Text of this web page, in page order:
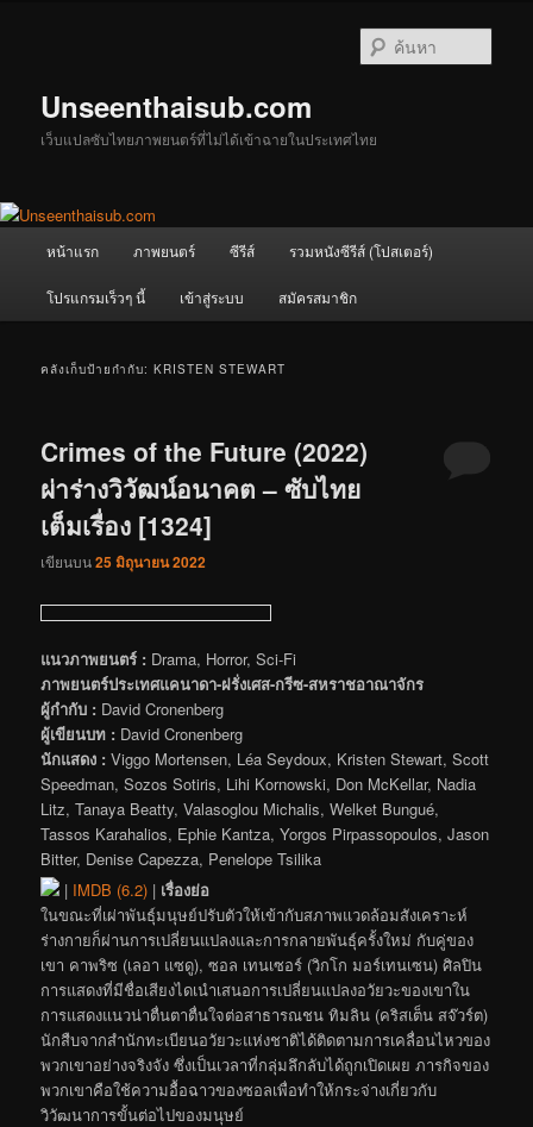
Unseenthaisub.com
เว็บแปลซับไทยภาพยนตร์ที่ไม่ได้เข้าฉายในประเทศไทย
หน้าแรก ภาพยนตร์ ซีรีส์ รวมหนังซีรีส์ (โปสเตอร์)
โปรแกรมเร็วๆ นี้ เข้าสู่ระบบ สมัครสมาชิก
คลังเก็บป้ายกำกับ:KRISTEN STEWART
Crimes of the Future (2022)
ผ่าร่างวิวัฒน์อนาคต – ซับไทย
เต็มเรื่อง [1324]
เขียนบน25 มิถุนายน 2022
แนวภาพยนตร์ : Drama, Horror, Sci-Fi
ภาพยนตร์ประเทศแคนาดา-ฝรั่งเศส-กรีซ-สหราชอาณาจักร
ผู้กำกับ : David Cronenberg
ผู้เขียนบท : David Cronenberg
นักแสดง : Viggo Mortensen, Léa Seydoux, Kristen Stewart, Scott
Speedman, Sozos Sotiris, Lihi Kornowski, Don McKellar, Nadia
Litz, Tanaya Beatty, Valasoglou Michalis, Welket Bungué,
Tassos Karahalios, Ephie Kantza, Yorgos Pirpassopoulos, Jason
Bitter, Denise Capezza, Penelope Tsilika
| IMDB (6.2) | เรื่องย่อ
ในขณะที่เผ่าพันธุ์มนุษย์ปรับตัวให้เข้ากับสภาพแวดล้อมสังเคราะห์
ร่างกายก็ผ่านการเปลี่ยนแปลงและการกลายพันธุ์ครั้งใหม่ กับคู่ของ
เขา คาพริซ (เลอา แซดู), ซอล เทนเซอร์ (วิกโก มอร์เทนเซน) ศิลปิน
การแสดงที่มีชื่อเสียงไดเนำเสนอการเปลี่ยนแปลงอวัยวะของเขาใน
การแสดงแนวน่าตื่นตาตื่นใจต่อสาธารณชน ทิมลิน (คริสเต็น สจ๊วร์ต)
นักสืบจากสำนักทะเบียนอวัยวะแห่งชาติได้ติดตามการเคลื่อนไหวของ
พวกเขาอย่างจริงจัง ซึ่งเป็นเวลาที่กลุ่มลึกลับได้ถูกเปิดเผย ภารกิจของ
พวกเขาคือใช้ความอื้อฉาวของซอลเพื่อทำให้กระจ่างเกี่ยวกับ
วิวัฒนาการขั้นต่อไปของมนุษย์